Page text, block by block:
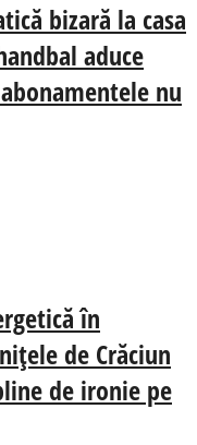
bizară la casa
aduce
nu
în
de Crăciun
de ironie pe